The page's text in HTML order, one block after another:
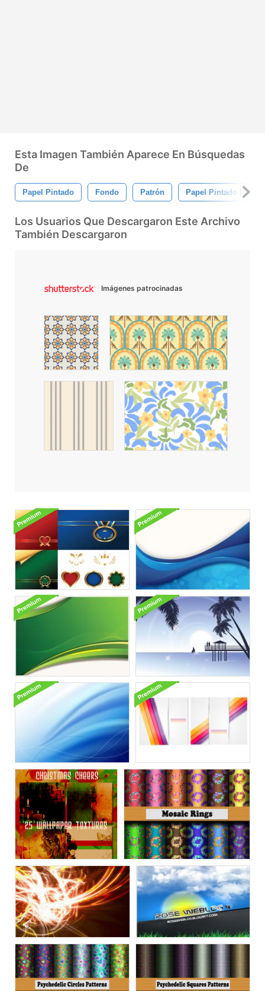
Esta Imagen También Aparece En Búsquedas
De
Papel Pintado Fondo Patrón Papel Pintado Del
Los Usuarios Que Descargaron Este Archivo
También Descargaron
Imágenes patrocinadas